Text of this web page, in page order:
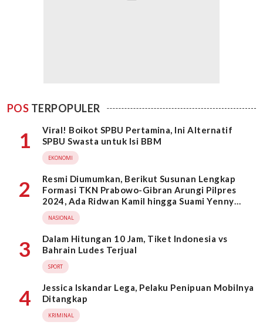
POS TERPOPULER
1
Viral! Boikot SPBU Pertamina, Ini Alternatif
SPBU Swasta untuk Isi BBM
EKONOMI
2
Resmi Diumumkan, Berikut Susunan Lengkap
Formasi TKN Prabowo-Gibran Arungi Pilpres
2024, Ada Ridwan Kamil hingga Suami Yenny
Wahid
NASIONAL
3
Dalam Hitungan 10 Jam, Tiket Indonesia vs
Bahrain Ludes Terjual
SPORT
4
Jessica Iskandar Lega, Pelaku Penipuan Mobilnya
Ditangkap
KRIMINAL